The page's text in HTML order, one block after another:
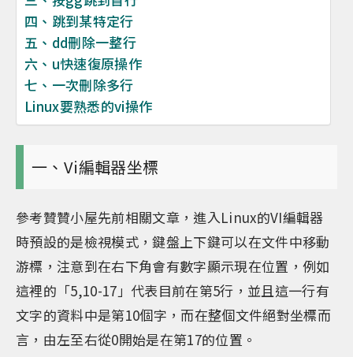
四、跳到某特定行
五、dd刪除一整行
六、u快速復原操作
七、一次刪除多行
Linux要熟悉的vi操作
一、Vi編輯器坐標
參考贊贊小屋先前相關文章，進入Linux的VI編輯器
時預設的是檢視模式，鍵盤上下鍵可以在文件中移動
游標，注意到在右下角會有數字顯示現在位置，例如
這裡的「5,10-17」代表目前在第5行，並且這一行有
文字的資料中是第10個字，而在整個文件絕對坐標而
言，由左至右從0開始是在第17的位置。